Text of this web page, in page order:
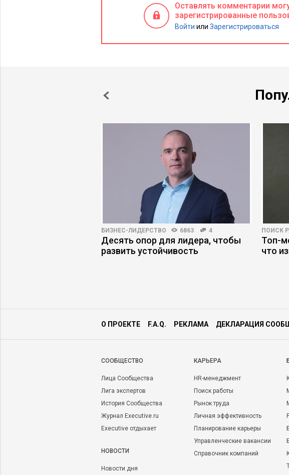
Оставлять комментарии
зарегистрированные
Войти или Зарегистрироваться
БИЗНЕС-ЛИДЕРСТВО 6863 4
Десять опор для лидера, чтобы
развить устойчивость
ПОИСК
Топ-
что
О ПРОЕКТЕ F.A.Q. РЕКЛАМА ДЕКЛАРАЦИЯ
CООБЩЕСТВО
Лица Сообщества
Лига экспертов
История Сообщества
Журнал Executive.ru
Executive отдыхает
НОВОСТИ
Новости дня
КАРЬЕРА
HR-менеджмент
Поиск работы
Рынок труда
Личная эффективность
Планирование карьеры
Управленческие вакансии
Справочник компаний